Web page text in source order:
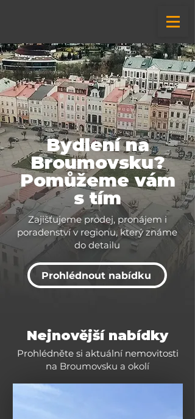
Bydlení na
Broumovsku?
Pomůžeme vám
s tím
Zajišťujeme prodej, pronájem i
poradenství v regionu, který známe
do detailu
Prohlédnout nabídku
Nejnovější nabídky
Prohlédněte si aktuální nemovitosti
na Broumovsku a okolí